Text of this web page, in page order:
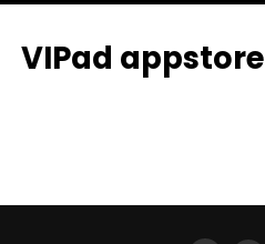
VIPad appstore